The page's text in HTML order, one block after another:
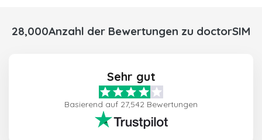
28,000Anzahl der Bewertungen zu doctorSIM
Sehr gut
Basierend auf 27,542 Bewertungen